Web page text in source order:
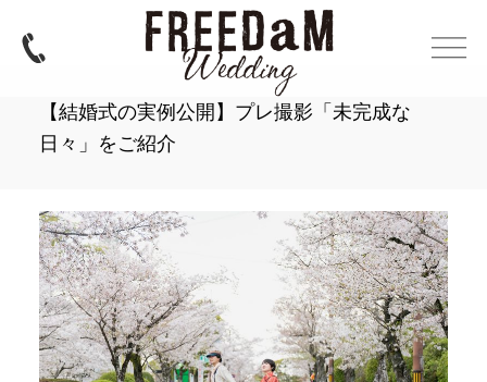
【結婚式の実例公開】プレ撮影「未完成な
日々」をご紹介